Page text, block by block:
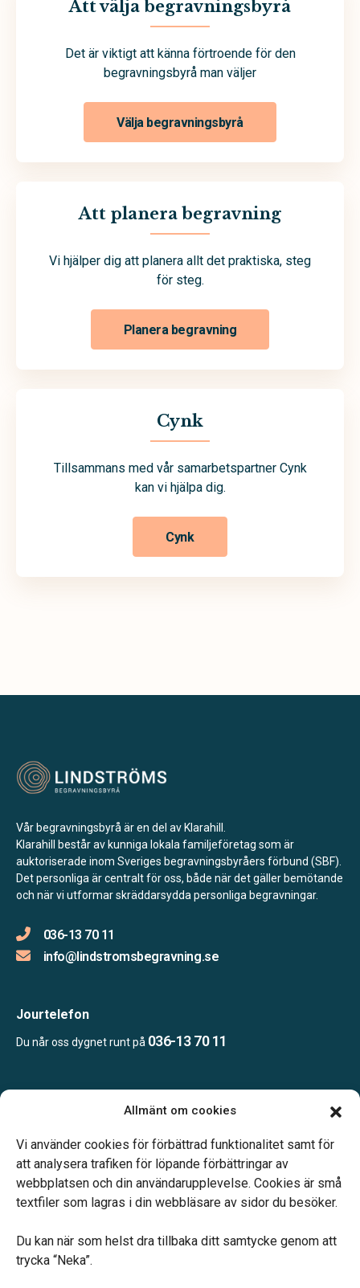
Allmänt om cookies
Vi använder cookies för förbättrad funktionalitet samt för
att analysera trafiken för löpande förbättringar av
webbplatsen och din användarupplevelse. Cookies är små
textfiler som lagras i din webbläsare av sidor du besöker.
Du kan när som helst dra tillbaka ditt samtycke genom att
trycka “Neka”.
Att välja begravningsbyrå
Det är viktigt att känna förtroende för den
begravningsbyrå man väljer
Välja begravningsbyrå
Att planera begravning
Vi hjälper dig att planera allt det praktiska, steg
för steg.
Planera begravning
Cynk
Tillsammans med vår samarbetspartner Cynk
kan vi hjälpa dig.
Cynk
Vår begravningsbyrå är en del av Klarahill.
Klarahill består av kunniga lokala familjeföretag som är
auktoriserade inom Sveriges begravningsbyråers förbund (SBF).
Det personliga är centralt för oss, både när det gäller bemötande
och när vi utformar skräddarsydda personliga begravningar.
036-13 70 11
info@lindstromsbegravning.se
Jourtelefon
Du når oss dygnet runt på 036-13 70 11
Telefonjour dygnet runt.
Vårt systerbolag Verahill hjälper dig med familjejuridiken –